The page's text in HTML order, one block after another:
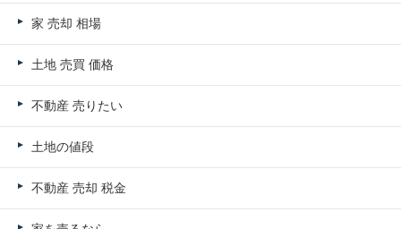
家 売却 相場
土地 売買 価格
不動産 売りたい
土地の値段
不動産 売却 税金